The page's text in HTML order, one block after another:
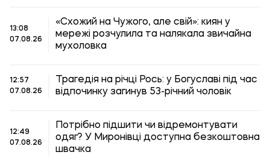
13:08
07.08.26
«Схожий на Чужого, але свій»: киян у
мережі розчулила та налякала звичайна
мухоловка
12:57
07.08.26
Трагедія на річці Рось: у Богуславі під час
відпочинку загинув 53-річний чоловік
12:49
07.08.26
Потрібно підшити чи відремонтувати
одяг? У Миронівці доступна безкоштовна
швачка